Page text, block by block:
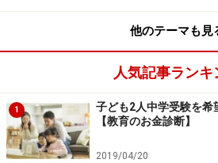
他のテーマも見
人気記事ランキ
1
子ども2人中学受験を希
【教育のお金診断】
2019/04/20